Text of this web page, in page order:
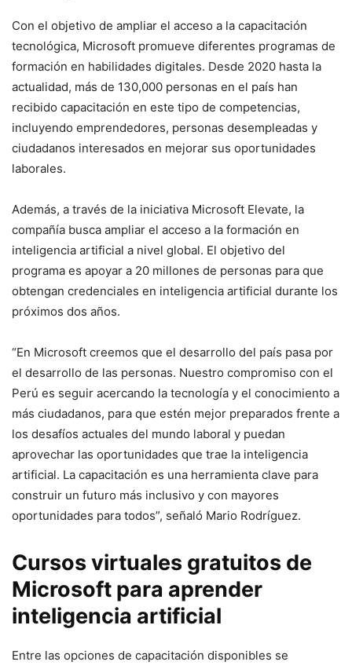
Con el objetivo de ampliar el acceso a la capacitación
tecnológica, Microsoft promueve diferentes programas de
formación en habilidades digitales. Desde 2020 hasta la
actualidad, más de 130,000 personas en el país han
recibido capacitación en este tipo de competencias,
incluyendo emprendedores, personas desempleadas y
ciudadanos interesados en mejorar sus oportunidades
laborales.
Además, a través de la iniciativa Microsoft Elevate, la
compañía busca ampliar el acceso a la formación en
inteligencia artificial a nivel global. El objetivo del
programa es apoyar a 20 millones de personas para que
obtengan credenciales en inteligencia artificial durante los
próximos dos años.
“En Microsoft creemos que el desarrollo del país pasa por
el desarrollo de las personas. Nuestro compromiso con el
Perú es seguir acercando la tecnología y el conocimiento a
más ciudadanos, para que estén mejor preparados frente a
los desafíos actuales del mundo laboral y puedan
aprovechar las oportunidades que trae la inteligencia
artificial. La capacitación es una herramienta clave para
construir un futuro más inclusivo y con mayores
oportunidades para todos”, señaló Mario Rodríguez.
Cursos virtuales gratuitos de
Microsoft para aprender
inteligencia artificial
Entre las opciones de capacitación disponibles se